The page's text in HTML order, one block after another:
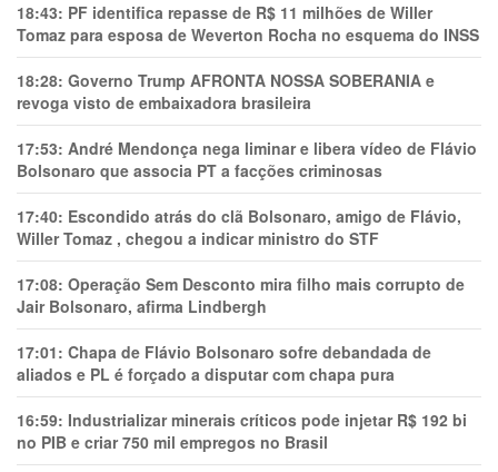
18:43: PF identifica repasse de R$ 11 milhões de Willer
Tomaz para esposa de Weverton Rocha no esquema do INSS
18:28: Governo Trump AFRONTA NOSSA SOBERANIA e
revoga visto de embaixadora brasileira
17:53: André Mendonça nega liminar e libera vídeo de Flávio
Bolsonaro que associa PT a facções criminosas
17:40: Escondido atrás do clã Bolsonaro, amigo de Flávio,
Willer Tomaz , chegou a indicar ministro do STF
17:08: Operação Sem Desconto mira filho mais corrupto de
Jair Bolsonaro, afirma Lindbergh
17:01: Chapa de Flávio Bolsonaro sofre debandada de
aliados e PL é forçado a disputar com chapa pura
16:59: Industrializar minerais críticos pode injetar R$ 192 bi
no PIB e criar 750 mil empregos no Brasil